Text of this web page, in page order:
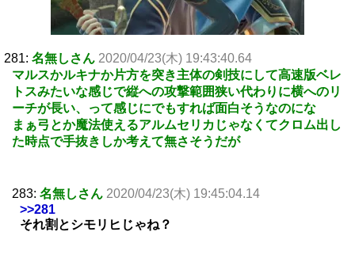
281: 名無しさん 2020/04/23(木) 19:43:40.64
マルスかルキナか片方を突き主体の剣技にして高速版ベレ
トスみたいな感じで縦への攻撃範囲狭い代わりに横へのリ
ーチが長い、って感じにでもすれば面白そうなのにな
まぁ弓とか魔法使えるアルムセリカじゃなくてクロム出し
た時点で手抜きしか考えて無さそうだが
283: 名無しさん 2020/04/23(木) 19:45:04.14
>>281
それ割とシモリヒじゃね？